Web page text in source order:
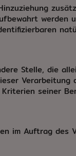
werden
Stelle, die
Verarbeitung
seiner
im Auftrag des